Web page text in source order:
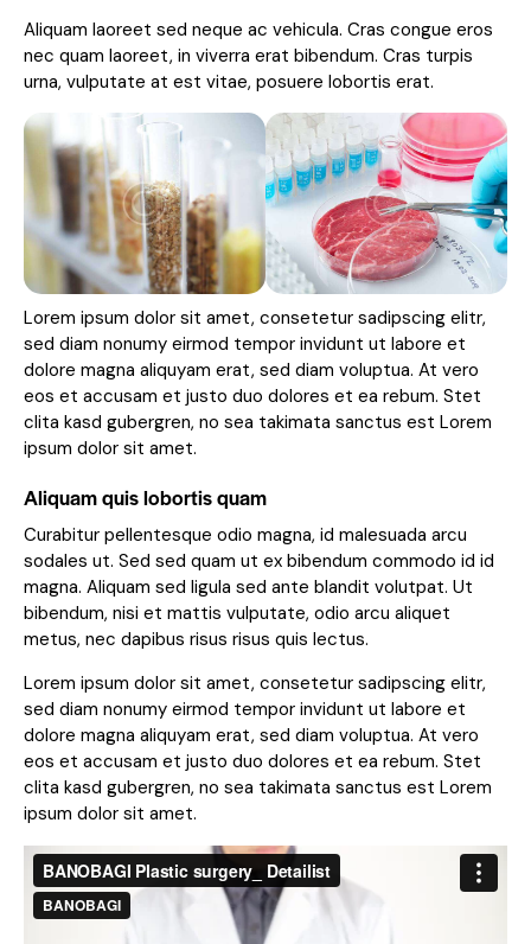
Aliquam laoreet sed neque ac vehicula. Cras congue eros
nec quam laoreet, in viverra erat bibendum. Cras turpis
urna, vulputate at est vitae, posuere lobortis erat.
Lorem ipsum dolor sit amet, consetetur sadipscing elitr,
sed diam nonumy eirmod tempor invidunt ut labore et
dolore magna aliquyam erat, sed diam voluptua. At vero
eos et accusam et justo duo dolores et ea rebum. Stet
clita kasd gubergren, no sea takimata sanctus est Lorem
ipsum dolor sit amet.
Aliquam quis lobortis quam
Curabitur pellentesque odio magna, id malesuada arcu
sodales ut. Sed sed quam ut ex bibendum commodo id id
magna. Aliquam sed ligula sed ante blandit volutpat. Ut
bibendum, nisi et mattis vulputate, odio arcu aliquet
metus, nec dapibus risus risus quis lectus.
Lorem ipsum dolor sit amet, consetetur sadipscing elitr,
sed diam nonumy eirmod tempor invidunt ut labore et
dolore magna aliquyam erat, sed diam voluptua. At vero
eos et accusam et justo duo dolores et ea rebum. Stet
clita kasd gubergren, no sea takimata sanctus est Lorem
ipsum dolor sit amet.